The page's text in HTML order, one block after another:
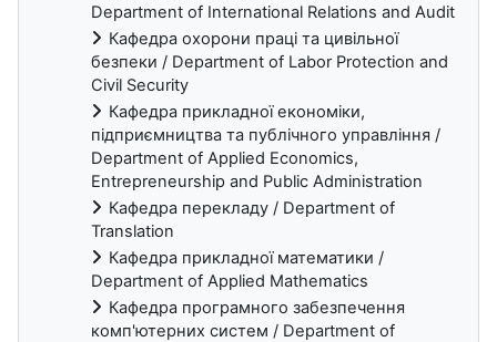
Department of International Relations and Audit
Кафедра охорони праці та цивільної
безпеки / Department of Labor Protection and
Civil Security
Кафедра прикладної економіки,
підприємництва та публічного управління /
Department of Applied Economics,
Entrepreneurship and Public Administration
Кафедра перекладу / Department of
Translation
Кафедра прикладної математики /
Department of Applied Mathematics
Кафедра програмного забезпечення
комп'ютерних систем / Department of